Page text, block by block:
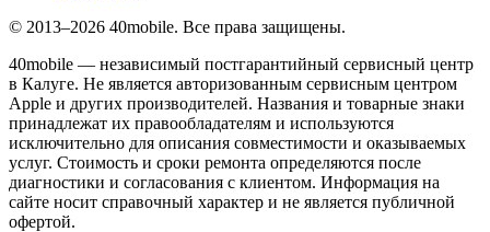
© 2013–2026 40mobile. Все права защищены.
40mobile — независимый постгарантийный сервисный центр
в Калуге. Не является авторизованным сервисным центром
Apple и других производителей. Названия и товарные знаки
принадлежат их правообладателям и используются
исключительно для описания совместимости и оказываемых
услуг. Стоимость и сроки ремонта определяются после
диагностики и согласования с клиентом. Информация на
сайте носит справочный характер и не является публичной
офертой.